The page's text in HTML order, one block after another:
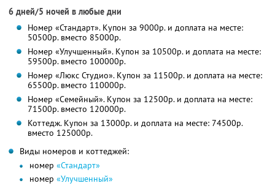
6 дней/5 ночей в любые дни
Номер «Стандарт». Купон за 9000р. и доплата на месте:
50500р. вместо 85000р.
Номер «Улучшенный». Купон за 10500р. и доплата на месте:
59500р. вместо 100000р.
Номер «Люкс Студио». Купон за 11500р. и доплата на месте:
65500р. вместо 110000р.
Номер «Семейный». Купон за 12500р. и доплата на месте:
71500р. вместо 120000р.
Коттедж. Купон за 13000р. и доплата на месте: 74500р.
вместо 125000р.
Виды номеров и коттеджей:
номер «Стандарт»
номер «Улучшенный»